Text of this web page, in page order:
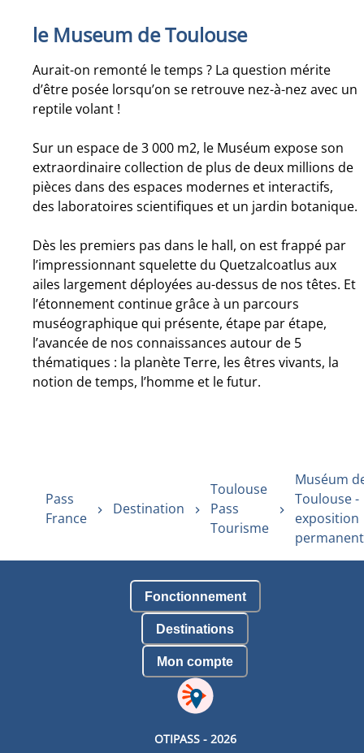
le Museum de Toulouse
Aurait-on remonté le temps ? La question mérite
d’être posée lorsqu’on se retrouve nez-à-nez avec un
reptile volant !
Sur un espace de 3 000 m2, le Muséum expose son
extraordinaire collection de plus de deux millions de
pièces dans des espaces modernes et interactifs,
des laboratoires scientifiques et un jardin botanique.
Dès les premiers pas dans le hall, on est frappé par
l’impressionnant squelette du Quetzalcoatlus aux
ailes largement déployées au-dessus de nos têtes. Et
l’étonnement continue grâce à un parcours
muséographique qui présente, étape par étape,
l’avancée de nos connaissances autour de 5
thématiques : la planète Terre, les êtres vivants, la
notion de temps, l’homme et le futur.
Pass
France
Destination
Toulouse
Pass
Tourisme
Muséum
Toulouse -
exposition
Fonctionnement
Destinations
Mon compte
OTIPASS - 2026